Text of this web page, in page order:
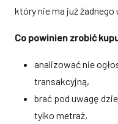
który nie ma już żadnego
Co powinien zrobić
analizować nie
transakcyjną,
brać pod uwagę
tylko metraż,